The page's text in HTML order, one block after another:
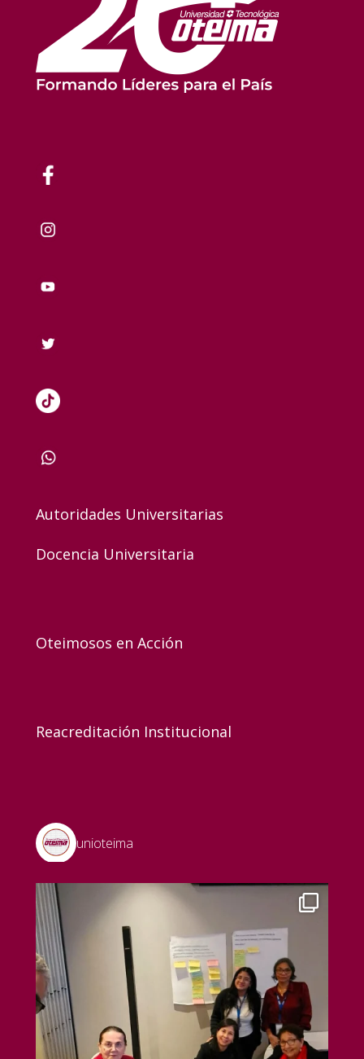
Autoridades Universitarias
Docencia Universitaria
Oteimosos en Acción
Reacreditación Institucional
unioteima